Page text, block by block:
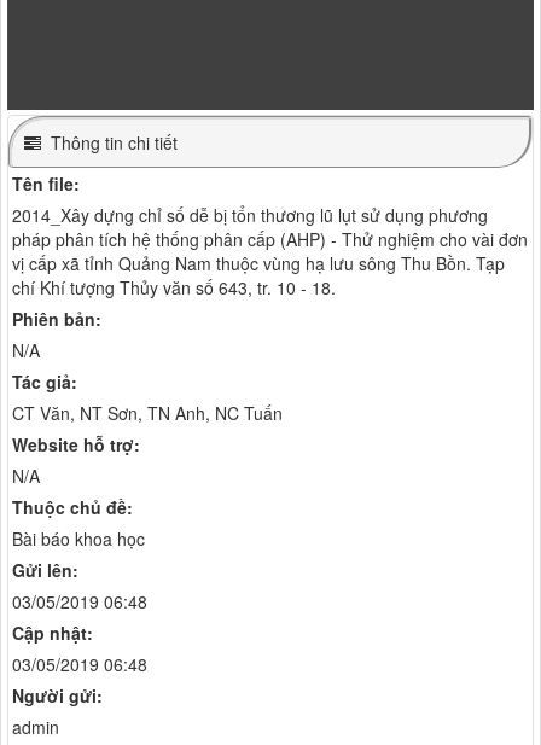
Thông tin chi tiết
Tên file:
2014_Xây dựng chỉ số dễ bị tổn thương lũ lụt sử dụng phương
pháp phân tích hệ thống phân cấp (AHP) - Thử nghiệm cho vài đơn
vị cấp xã tỉnh Quảng Nam thuộc vùng hạ lưu sông Thu Bồn. Tạp
chí Khí tượng Thủy văn số 643, tr. 10 - 18.
Phiên bản:
N/A
Tác giả:
CT Văn, NT Sơn, TN Anh, NC Tuấn
Website hỗ trợ:
N/A
Thuộc chủ đề:
Bài báo khoa học
Gửi lên:
03/05/2019 06:48
Cập nhật:
03/05/2019 06:48
Người gửi:
admin